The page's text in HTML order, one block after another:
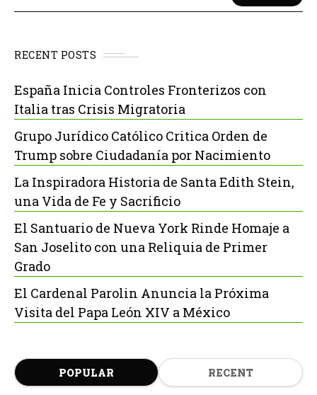
RECENT POSTS
España Inicia Controles Fronterizos con
Italia tras Crisis Migratoria
Grupo Jurídico Católico Critica Orden de
Trump sobre Ciudadanía por Nacimiento
La Inspiradora Historia de Santa Edith Stein,
una Vida de Fe y Sacrificio
El Santuario de Nueva York Rinde Homaje a
San Joselito con una Reliquia de Primer
Grado
El Cardenal Parolin Anuncia la Próxima
Visita del Papa León XIV a México
POPULAR RECENT